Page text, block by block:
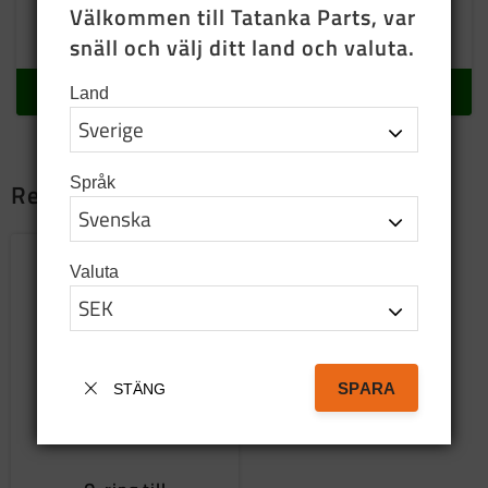
420SEK
9 st i lager
840SEK
2 st i lager
Relaterade produkter
Välkommen till Tatanka Parts, var
snäll och välj ditt land och valuta.
Land
Språk
Valuta
STÄNG SPARA